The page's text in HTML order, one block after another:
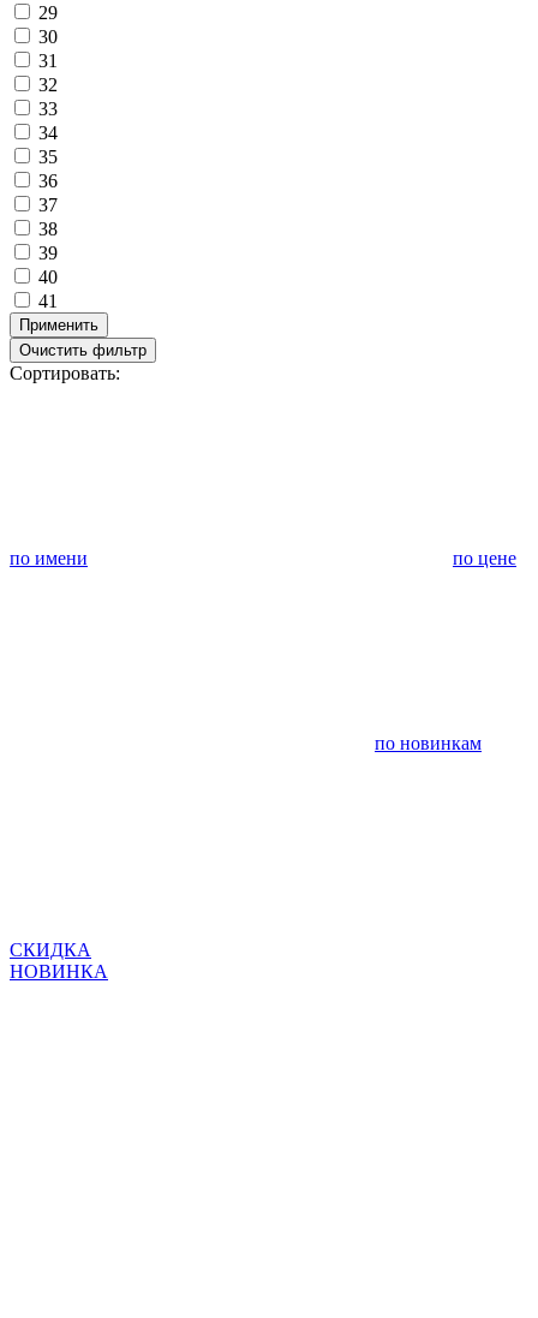
29
30
31
32
33
34
35
36
37
38
39
40
41
Применить
Очистить фильтр
Сортировать:
по имени по цене
по новинкам
СКИДКА
НОВИНКА